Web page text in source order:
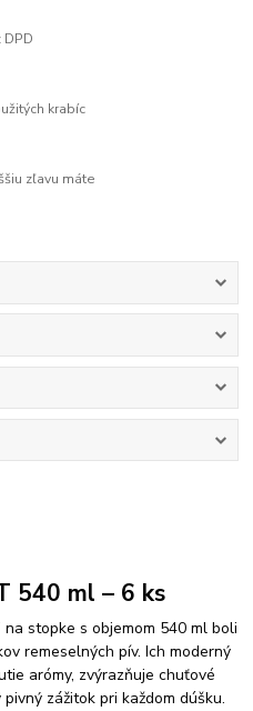
krabíc
zľavu máte
540 ml – 6 ks
stopke s objemom 540 ml boli
remeselných pív. Ich moderný
arómy, zvýrazňuje chuťové
zážitok pri každom dúšku.